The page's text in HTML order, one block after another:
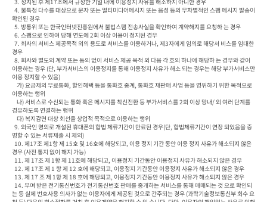
확인된 경우
경우
이용하는 경우 (단, 부가서비스의 이용정지를 통해 이용정지 사유가 해소 되는 경우는 해당 부가서비스만
이용 정지할 수 있음)
이용하는 행위
경유하도록 연결하는 행위
명할 수 있는 서류제출 시 제외)
경우 (사전 통지 없이 해지 가능)
는 등 실제 번호사용 의사가 없는 이용자에게 제공된 것으로 간주되는 경우 (과학기술정보통신부 회수 요